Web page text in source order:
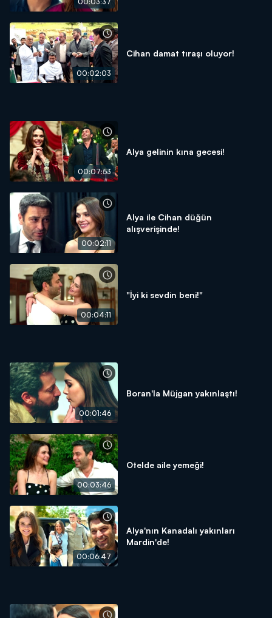
00:02:03
Cihan damat tıraşı oluyor!
00:07:53
Alya gelinin kına gecesi!
00:02:11
Alya ile Cihan düğün
alışverişinde!
00:04:11
"İyi ki sevdin beni!"
00:01:46
Boran'la Müjgan yakınlaştı!
00:03:46
Otelde aile yemeği!
00:06:47
Alya'nın Kanadalı yakınları
Mardin'de!